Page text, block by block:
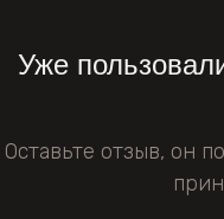
Уже
Оставьте отзыв, он